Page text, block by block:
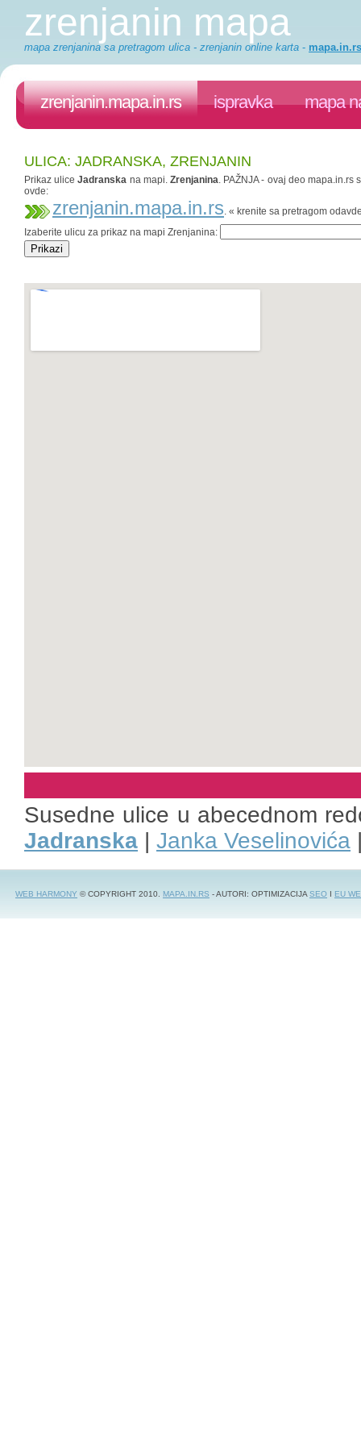
zrenjanin mapa
mapa zrenjanina sa pretragom ulica - zrenjanin online karta - mapa.in.rs
zrenjanin.mapa.in.rs ispravka mapa
ULICA: JADRANSKA, ZRENJANIN
Prikaz uliceJadranska na mapi. Zrenjanina. PAŽNJA - ovaj deo mapa.in.rs
ovde:
zrenjanin.mapa.in.rs. « krenite sa pretragom
Izaberite ulicu za prikaz na mapi Zrenjanina:
Susedne ulice u abecednom
Jadranska | Janka Veselinovića
WEB HARMONY © COPYRIGHT 2010. MAPA.IN.RS - AUTORI: OPTIMIZACIJASEO I EU